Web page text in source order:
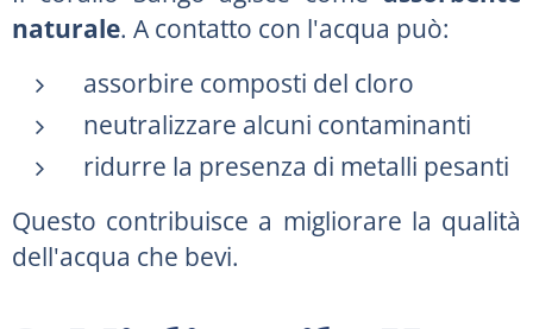
naturale. A contatto con l'acqua può:
assorbire composti del cloro
neutralizzare alcuni contaminanti
ridurre la presenza di metalli pesanti
Questo contribuisce a migliorare la qualità
dell'acqua che bevi.